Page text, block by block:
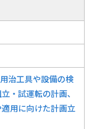
治工具や設備の検
・試運転の計画、
用に向けた計画立